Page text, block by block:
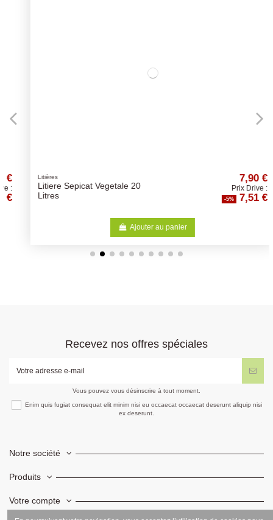
Litières
Litiere Sepicat Vegetale 20
Litres
7,90 €
Prix Drive :
7,51 €
Ajouter au panier
Recevez nos offres spéciales
Vous pouvez vous désinscrire à tout moment.
Enim quis fugiat consequat elit minim nisi eu occaecat occaecat deserunt aliquip nisi
ex deserunt.
Notre société
Produits
Votre compte